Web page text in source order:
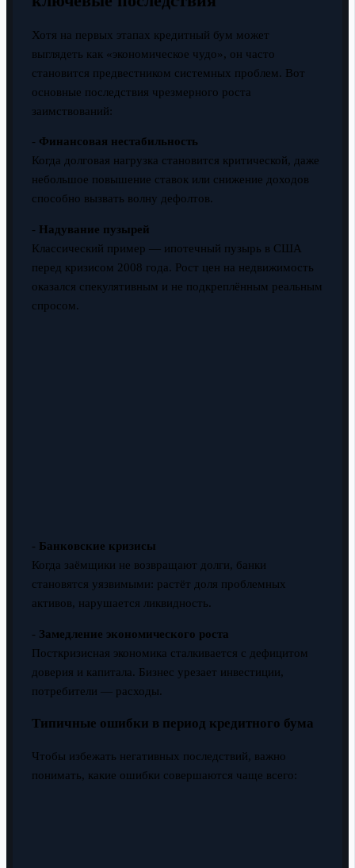
Хотя на первых этапах кредитный бум может
выглядеть как «экономическое чудо», он часто
становится предвестником системных проблем. Вот
основные последствия чрезмерного роста
заимствований:
- Финансовая нестабильность
Когда долговая нагрузка становится критической, даже
небольшое повышение ставок или снижение доходов
способно вызвать волну дефолтов.
- Надувание пузырей
Классический пример — ипотечный пузырь в США
перед кризисом 2008 года. Рост цен на недвижимость
оказался спекулятивным и не подкреплённым реальным
спросом.
- Банковские кризисы
Когда заёмщики не возвращают долги, банки
становятся уязвимыми: растёт доля проблемных
активов, нарушается ликвидность.
- Замедление экономического роста
Посткризисная экономика сталкивается с дефицитом
доверия и капитала. Бизнес урезает инвестиции,
потребители — расходы.
Типичные ошибки в период кредитного бума
Чтобы избежать негативных последствий, важно
понимать, какие ошибки совершаются чаще всего: